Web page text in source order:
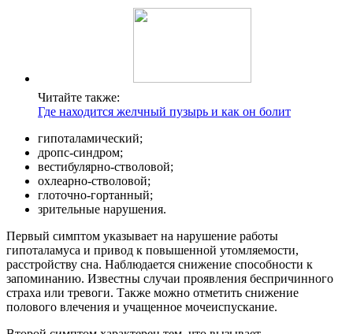
Читайте также:
Где находится желчный пузырь и как он болит
гипоталамический;
дропс-синдром;
вестибулярно-стволовой;
охлеарно-стволовой;
глоточно-гортанный;
зрительные нарушения.
Первый симптом указывает на нарушение работы
гипоталамуса и привод к повышенной утомляемости,
расстройству сна. Наблюдается снижение способности к
запоминанию. Известны случаи проявления беспричинного
страха или тревоги. Также можно отметить снижение
полового влечения и учащенное мочеиспускание.